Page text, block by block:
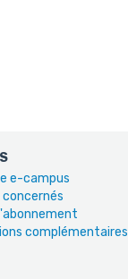
e-campus
complémentaires